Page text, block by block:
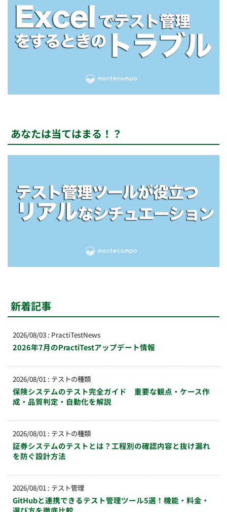
あなたは当てはまる！？
新着記事
2026/08/03 : PractiTestNews
2026年7月のPractiTestアップデート情報
2026/08/01 : テストの種類
保険システムのテスト完全ガイド 重要な観点・ケース作
成・品質判定・自動化を解説
2026/08/01 : テストの種類
証券システムのテストとは？工程別の確認内容と抜け漏れ
を防ぐ設計方法
2026/08/01 : テスト管理
GitHubと連携できるテスト管理ツール5選！機能・料金・